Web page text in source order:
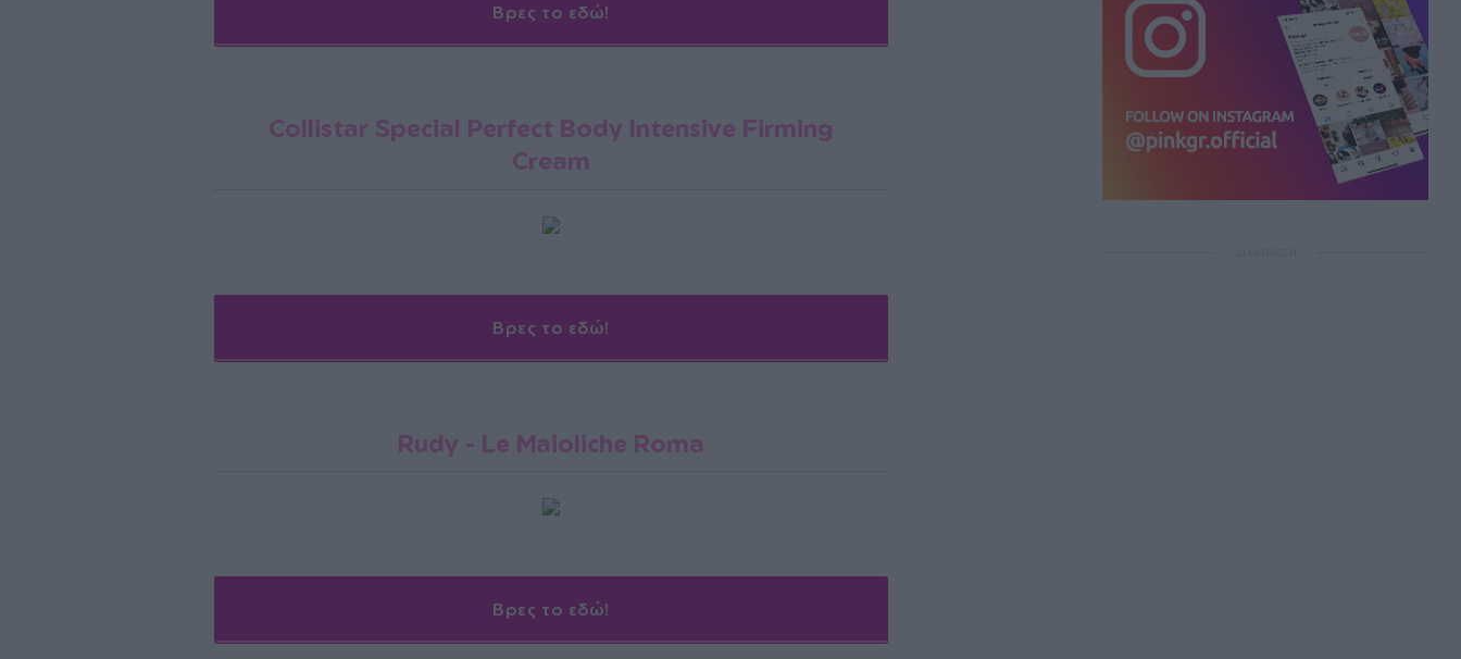
Βρες το εδώ!
Collistar Special Perfect Body Intensive Firming
Cream
Βρες το εδώ!
Rudy - Le Maioliche Roma
Βρες το εδώ!